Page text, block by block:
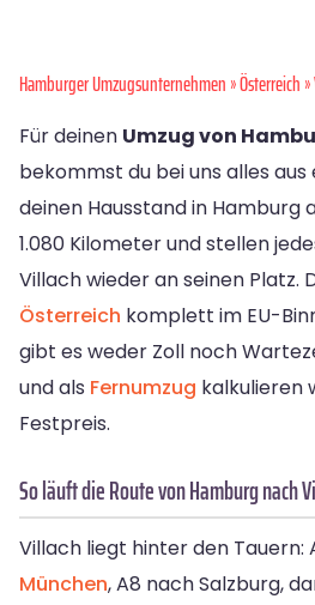
Hamburger Umzugsunternehmen»Österreich
Für deinen Umzug von
bekommst du bei uns alles aus
deinen Hausstand in Hamburg
1.080 Kilometer und stellen
Villach wieder an seinen Platz.
Österreich komplett im EU-
gibt es weder Zoll noch
und als Fernumzug kalkulieren
Festpreis.
So läuft die Route von Hamburg nach
Villach liegt hinter den Tauern:
München, A8 nach Salzburg,